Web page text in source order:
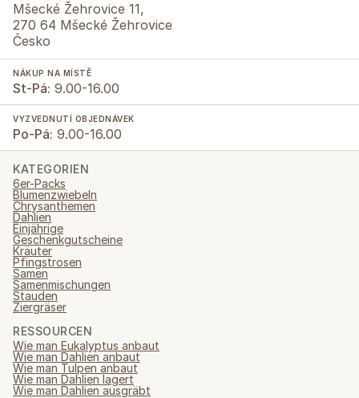
Mšecké Žehrovice 11,
270 64 Mšecké Žehrovice
Česko
NÁKUP NA MÍSTĚ
St-Pá: 9.00-16.00
VYZVEDNUTÍ OBJEDNÁVEK
Po-Pá: 9.00-16.00
KATEGORIEN
6er-Packs
Blumenzwiebeln
Chrysanthemen
Dahlien
Einjährige
Geschenkgutscheine
Kräuter
Pfingstrosen
Samen
Samenmischungen
Stauden
Ziergräser
RESSOURCEN
Wie man Eukalyptus anbaut
Wie man Dahlien anbaut
Wie man Tulpen anbaut
Wie man Dahlien lagert
Wie man Dahlien ausgräbt